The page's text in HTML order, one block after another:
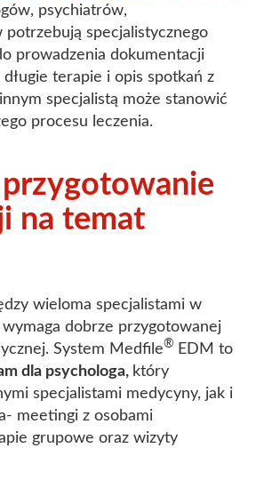
psychiatrów,
specjalistycznego
prowadzenia dokumentacji
terapie i opis spotkań z
specjalistą może stanowić
procesu leczenia.
przygotowanie
na temat
wieloma specjalistami w
dobrze przygotowanej
System Medfile® EDM to
dla psychologa, który
specjalistami medycyny, jak i
meetingi z osobami
grupowe oraz wizyty